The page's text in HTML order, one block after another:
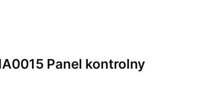
Panel kontrolny